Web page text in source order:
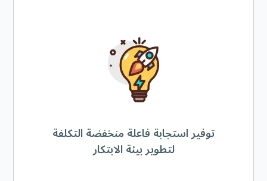
توفير استجابة فاعلة منخفضة التكلفة
لتطوير بيئة الابتكار